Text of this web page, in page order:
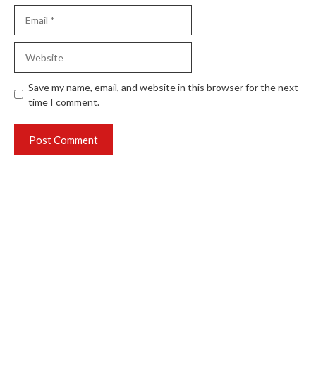
Save my name, email, and website in this browser for the next
time I comment.